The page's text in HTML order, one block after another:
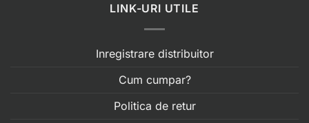
LINK-URI UTILE
Inregistrare distribuitor
Cum cumpar?
Politica de retur